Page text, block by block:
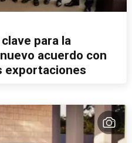
para la
acuerdo con
exportaciones